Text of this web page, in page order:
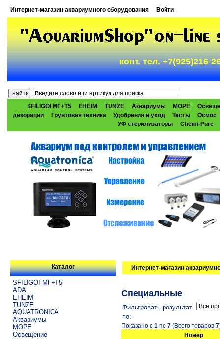
Интернет-магазин аквариумного оборудования Войти
конт. тел. +7(925)216-
SFILIGOI МГ+Т5 EHEIM TUNZE Аквариумы МОРЕ
декорации
Грунтовая техника Удобрения и уход Тесты
Осмос
УФ стерилизаторы
Chemi-Pure
Каталог
SFILIGOI МГ+Т5
ADA
EHEIM
TUNZE
AQUATRONICA
Аквариумы
МОРЕ
Освещение
Интернет-магазин
Специальные
Фильтровать результат
по:
Показано с 1по 7(Всего товаров 7
Номер